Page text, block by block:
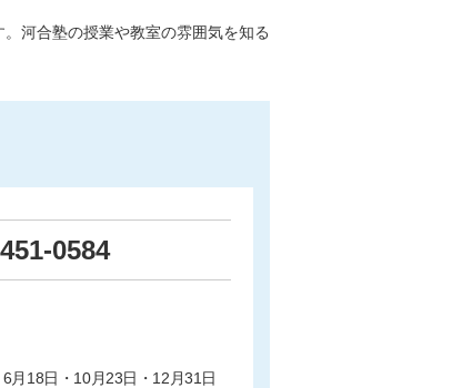
河合塾の授業や教室の雰囲気を知る
0584
月18日・10月23日・12月31日